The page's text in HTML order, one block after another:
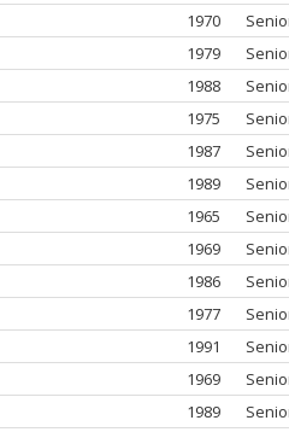
1970
1979
1988
1975
1987
1989
1965
1969
1986
1977
1991
1969
1989